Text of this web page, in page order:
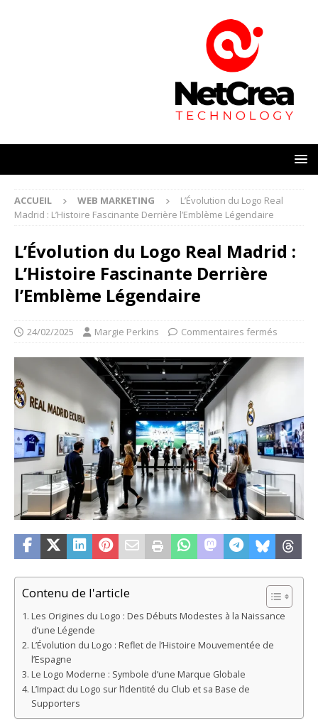
ACCUEIL WEB MARKETING
L’Évolution du Logo Real
Madrid : L’Histoire Fascinante Derrière l’Emblème Légendaire
L’Évolution du Logo Real Madrid :
L’Histoire Fascinante Derrière
l’Emblème Légendaire
24/02/2025 Margie Perkins Commentaires fermés
Contenu de l'article
Les Origines du Logo : Des Débuts Modestes à la Naissance
d’une Légende
L’Évolution du Logo : Reflet de l’Histoire Mouvementée de
l’Espagne
Le Logo Moderne : Symbole d’une Marque Globale
L’Impact du Logo sur l’Identité du Club et sa Base de
Supporters